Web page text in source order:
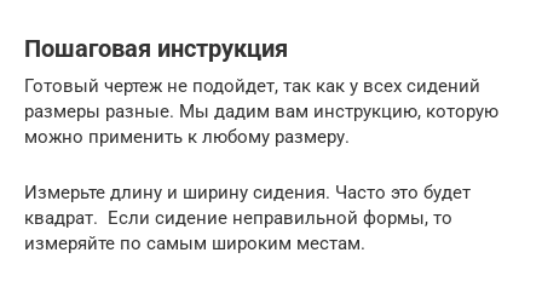
Пошаговая инструкция
Готовый чертеж не подойдет, так как у всех сидений
размеры разные. Мы дадим вам инструкцию, которую
можно применить к любому размеру.
Измерьте длину и ширину сидения. Часто это будет
квадрат. Если сидение неправильной формы, то
измеряйте по самым широким местам.